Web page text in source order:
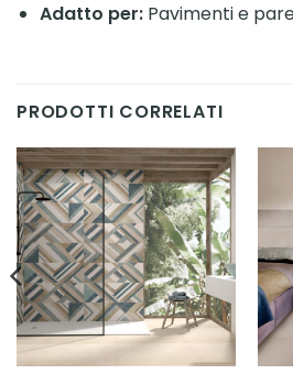
Adatto per:Pavimenti e
PRODOTTI CORRELATI